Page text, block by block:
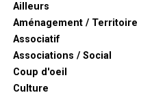
Ailleurs
Aménagement / Territoire
Associatif
Associations / Social
Coup d'oeil
Culture